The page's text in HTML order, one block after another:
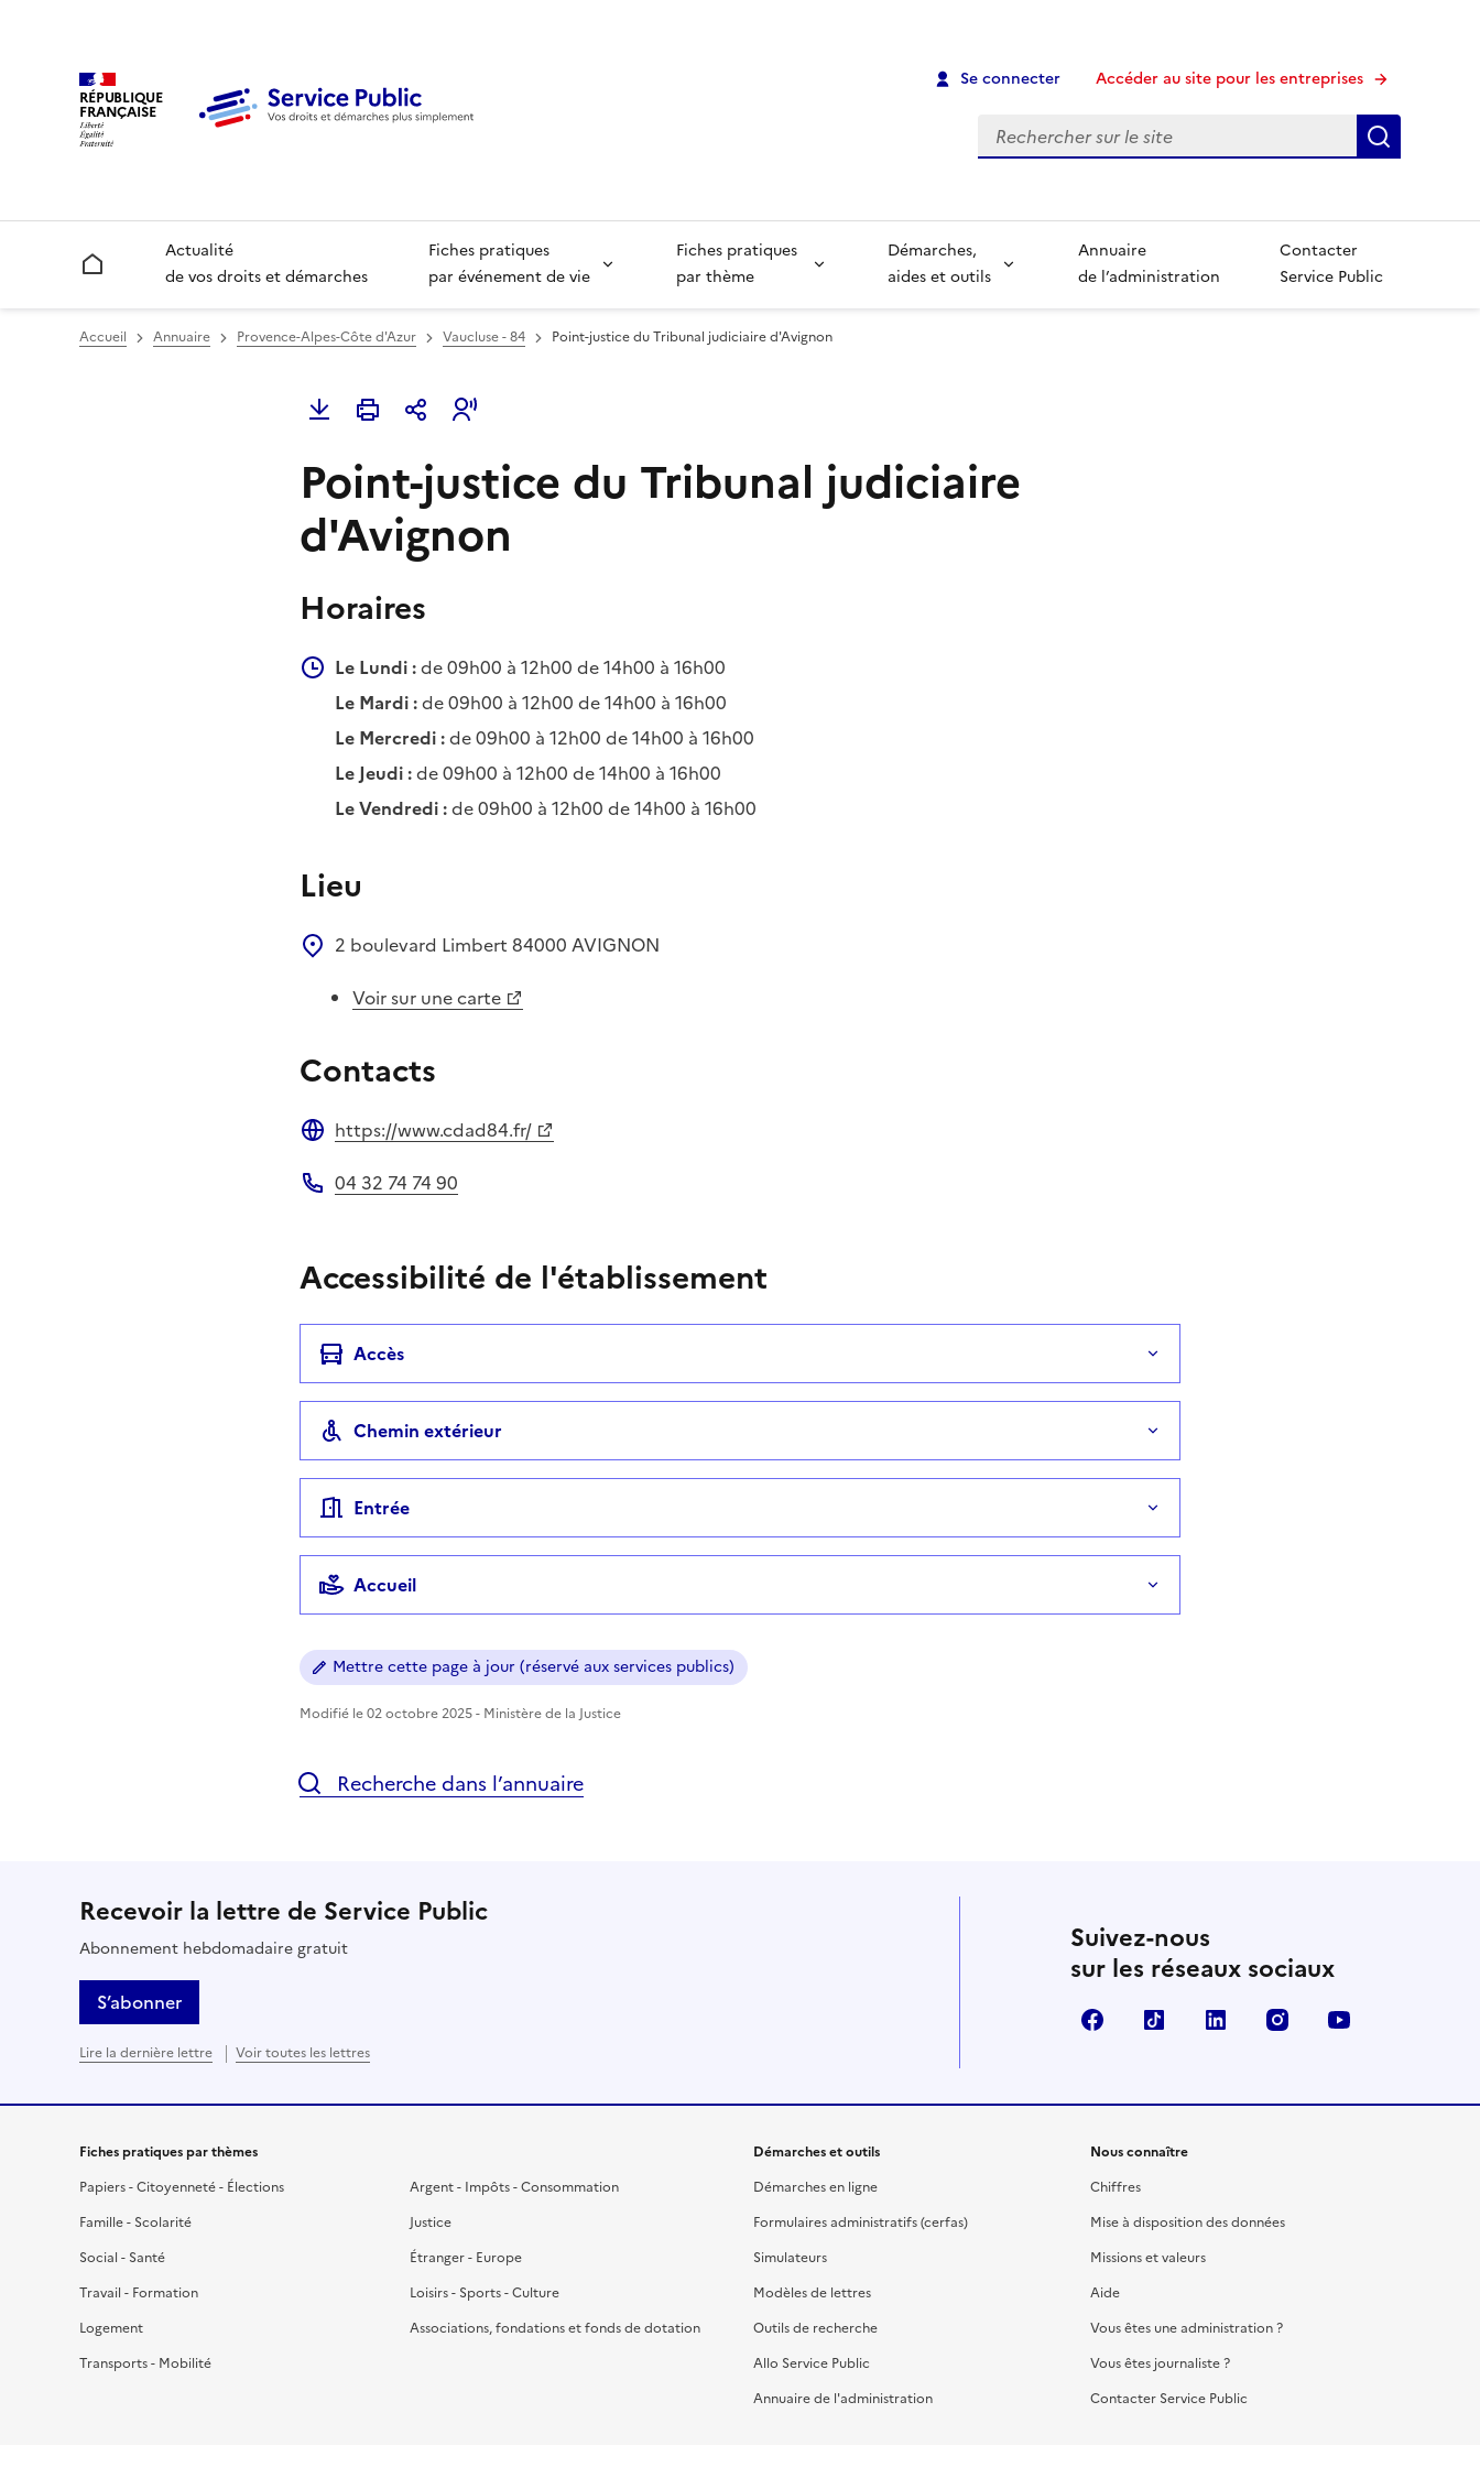
RÉPUBLIQUE
FRANÇAISE
Se connecter Accéder au site pour les entreprises
Recherche
Accueil
Actualité
de vos droits et démarches
Fiches pratiques
par événement de vie
Fiches pratiques
par thème
Démarches,
aides et outils
Annuaire
de l’administration
Contacter
Service Public
Accueil Annuaire Provence-Alpes-Côte d'Azur Vaucluse - 84 Point-justice du Tribunal judiciaire d'Avignon
Point-justice du Tribunal judiciaire
d'Avignon
Horaires
Le Lundi :de 09h00 à 12h00 de 14h00 à 16h00
Le Mardi :de 09h00 à 12h00 de 14h00 à 16h00
Le Mercredi :de 09h00 à 12h00 de 14h00 à 16h00
Le Jeudi :de 09h00 à 12h00 de 14h00 à 16h00
Le Vendredi :de 09h00 à 12h00 de 14h00 à 16h00
Lieu
2 boulevard Limbert 84000 AVIGNON
Voir sur une carte
Contacts
https://www.cdad84.fr/
04 32 74 74 90
Accessibilité de l'établissement
Accès
Chemin extérieur
Entrée
Accueil
Mettre cette page à jour (réservé aux services publics)
Modifié le 02 octobre 2025 - Ministère de la Justice
Recherche dans l’annuaire
Recevoir la lettre de Service Public
Abonnement hebdomadaire gratuit
S’abonner
Lire la dernière lettre Voir toutes les lettres
Suivez-nous
sur les réseaux sociaux
FacebookTikTok LinkedIn Instagram
Fiches pratiques par thèmes
Papiers - Citoyenneté - Élections
Famille - Scolarité
Social - Santé
Travail - Formation
Logement
Transports - Mobilité
Argent - Impôts - Consommation
Justice
Étranger - Europe
Loisirs - Sports - Culture
Associations, fondations et fonds de dotation
Démarches et outils
Démarches en ligne
Formulaires administratifs (cerfas)
Simulateurs
Modèles de lettres
Outils de recherche
Allo Service Public
Annuaire de l'administration
Nous connaître
Chiffres
Mise à disposition des données
Missions et valeurs
Aide
Vous êtes une administration ?
Vous êtes journaliste ?
Contacter Service Public